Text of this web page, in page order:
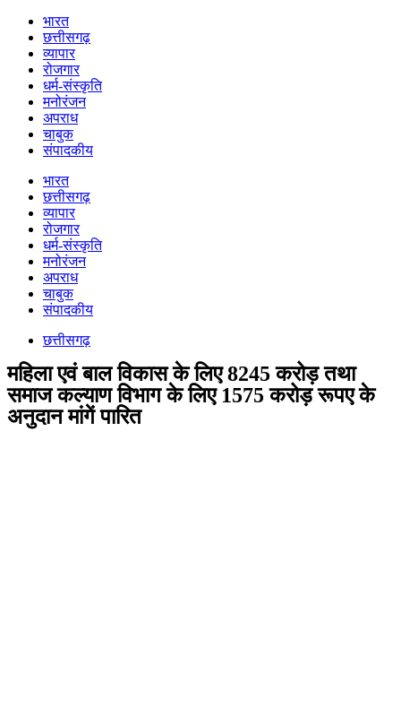
भारत
छत्तीसगढ़
व्यापार
रोजगार
धर्म-संस्कृति
मनोरंजन
अपराध
चाबुक
संपादकीय
भारत
छत्तीसगढ़
व्यापार
रोजगार
धर्म-संस्कृति
मनोरंजन
अपराध
चाबुक
संपादकीय
छत्तीसगढ़
महिला एवं बाल विकास के लिए 8245 करोड़ तथा
समाज कल्याण विभाग के लिए 1575 करोड़ रूपए के
अनुदान मांगें पारित